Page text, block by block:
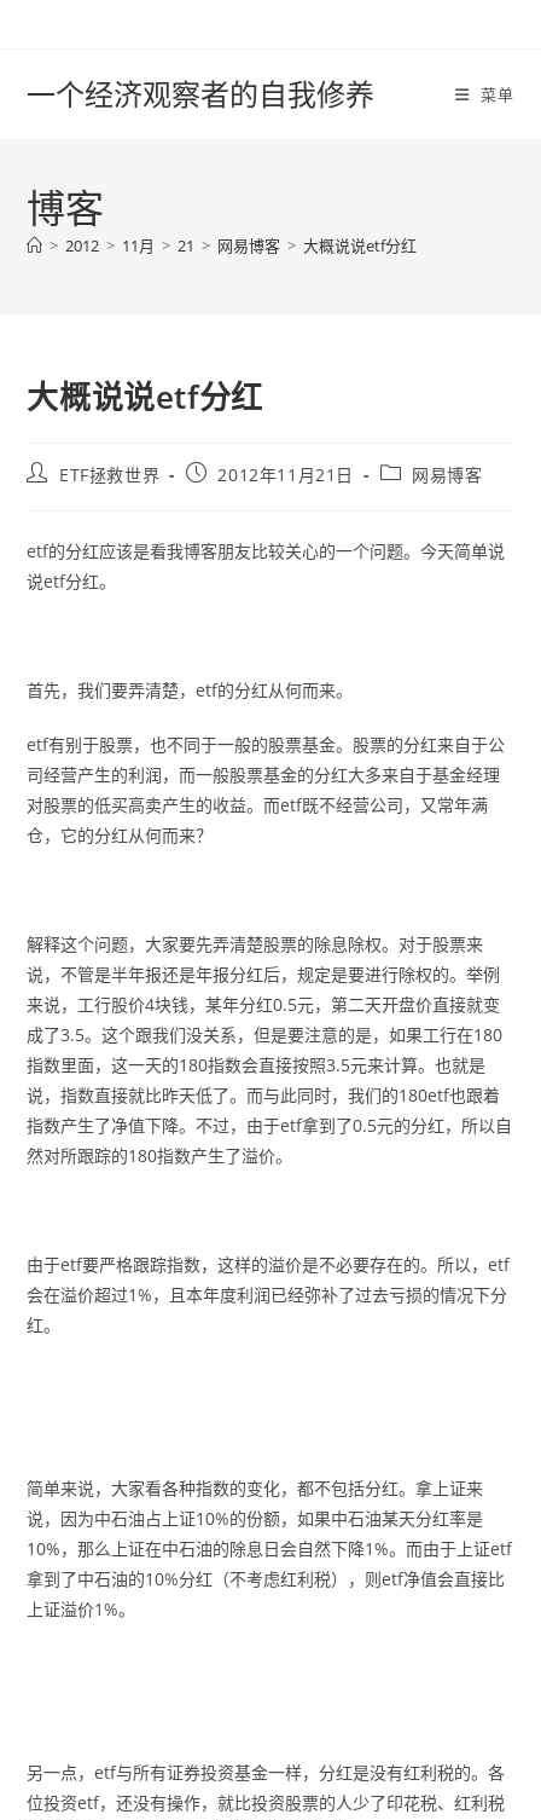
一个经济观察者的自我修养 菜单
博客
> 2012 > 11月 > 21 > 网易博客 > 大概说说etf分红
大概说说etf分红
PostETF拯救世界
Post2012年11月21日
Post网易博客
etf的分红应该是看我博客朋友比较关心的一个问题。今天简单说
说etf分红。
首先，我们要弄清楚，etf的分红从何而来。
etf有别于股票，也不同于一般的股票基金。股票的分红来自于公
司经营产生的利润，而一般股票基金的分红大多来自于基金经理
对股票的低买高卖产生的收益。而etf既不经营公司，又常年满
仓，它的分红从何而来？
解释这个问题，大家要先弄清楚股票的除息除权。对于股票来
说，不管是半年报还是年报分红后，规定是要进行除权的。举例
来说，工行股价4块钱，某年分红0.5元，第二天开盘价直接就变
成了3.5。这个跟我们没关系，但是要注意的是，如果工行在180
指数里面，这一天的180指数会直接按照3.5元来计算。也就是
说，指数直接就比昨天低了。而与此同时，我们的180etf也跟着
指数产生了净值下降。不过，由于etf拿到了0.5元的分红，所以自
然对所跟踪的180指数产生了溢价。
由于etf要严格跟踪指数，这样的溢价是不必要存在的。所以，etf
会在溢价超过1%，且本年度利润已经弥补了过去亏损的情况下分
红。
简单来说，大家看各种指数的变化，都不包括分红。拿上证来
说，因为中石油占上证10%的份额，如果中石油某天分红率是
10%，那么上证在中石油的除息日会自然下降1%。而由于上证etf
拿到了中石油的10%分红（不考虑红利税），则etf净值会直接比
上证溢价1%。
另一点，etf与所有证券投资基金一样，分红是没有红利税的。各
位投资etf，还没有操作，就比投资股票的人少了印花税、红利税